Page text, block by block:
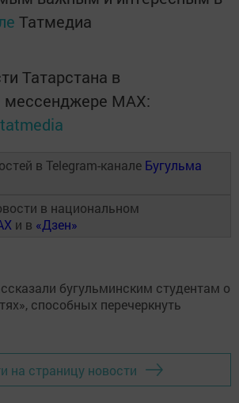
Татмедиа
Татарстана в
мессенджере MАХ:
в Telegram-канале Бугульма
в национальном
и в «Дзен»
на страницу новости